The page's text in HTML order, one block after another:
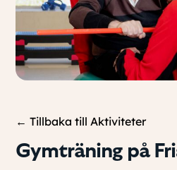
← Tillbaka till Aktiviteter
Gymträning på